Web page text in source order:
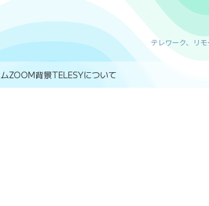
テレワーク、リ
ZOOM背景TELESYについて